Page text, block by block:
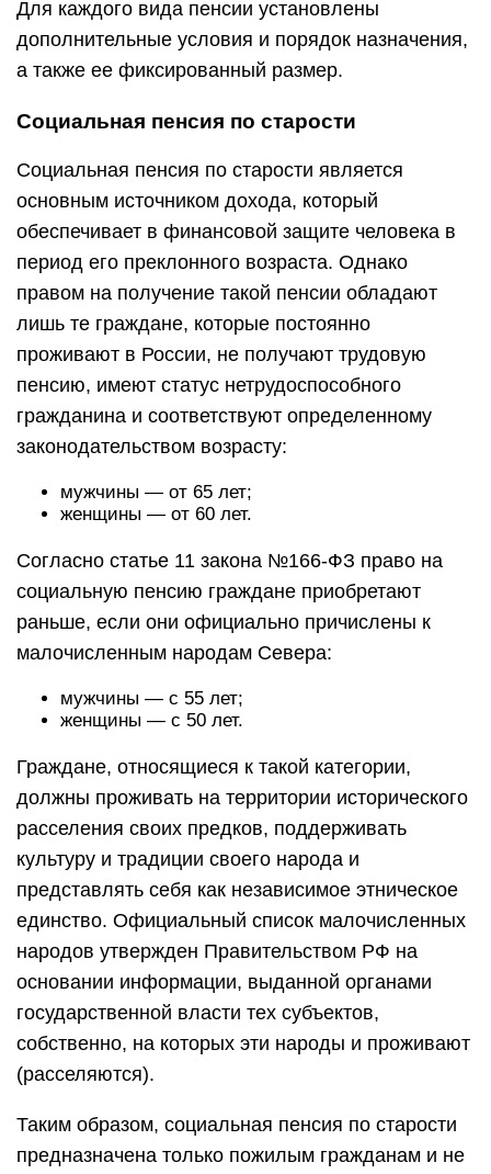
Для каждого вида пенсии установлены
дополнительные условия и порядок назначения,
а также ее фиксированный размер.
Социальная пенсия по старости
Социальная пенсия по старости является
основным источником дохода, который
обеспечивает в финансовой защите человека в
период его преклонного возраста. Однако
правом на получение такой пенсии обладают
лишь те граждане, которые постоянно
проживают в России, не получают трудовую
пенсию, имеют статус нетрудоспособного
гражданина и соответствуют определенному
законодательством возрасту:
мужчины — от 65 лет;
женщины — от 60 лет.
Согласно статье 11 закона №166-ФЗ право на
социальную пенсию граждане приобретают
раньше, если они официально причислены к
малочисленным народам Севера:
мужчины — с 55 лет;
женщины — с 50 лет.
Граждане, относящиеся к такой категории,
должны проживать на территории исторического
расселения своих предков, поддерживать
культуру и традиции своего народа и
представлять себя как независимое этническое
единство. Официальный список малочисленных
народов утвержден Правительством РФ на
основании информации, выданной органами
государственной власти тех субъектов,
собственно, на которых эти народы и проживают
(расселяются).
Таким образом, социальная пенсия по старости
предназначена только пожилым гражданам и не